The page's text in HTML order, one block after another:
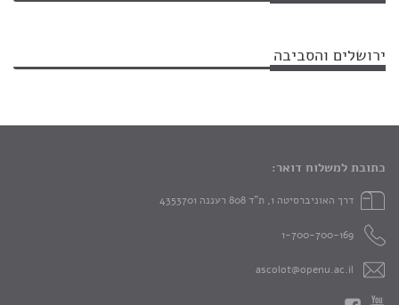
ירושלים והסביבה
כתובת למשלוח דואר:
דרך האוניברסיטה 1, ת"ד 808 רעננה 4353701
1-700-700-169
ascolot@openu.ac.il